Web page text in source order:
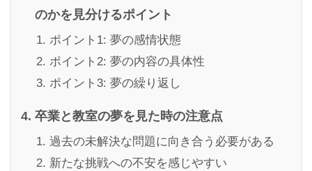
のかを見分けるポイント
ポイント1: 夢の感情状態
ポイント2: 夢の内容の具体性
ポイント3: 夢の繰り返し
卒業と教室の夢を見た時の注意点
過去の未解決な問題に向き合う必要がある
新たな挑戦への不安を感じやすい